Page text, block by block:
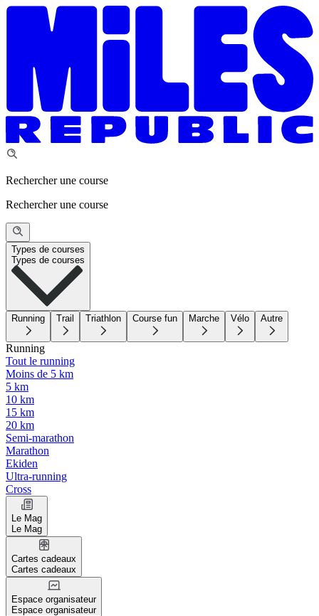
Rechercher une course
Rechercher une course
Types de courses
Types de courses
Running Trail Triathlon Course fun Marche Vélo Autre
Running
Tout le running
Moins de 5 km
5 km
10 km
15 km
20 km
Semi-marathon
Marathon
Ekiden
Ultra-running
Cross
Le Mag
Le Mag
Cartes cadeaux
Cartes cadeaux
Espace organisateur
Espace organisateur